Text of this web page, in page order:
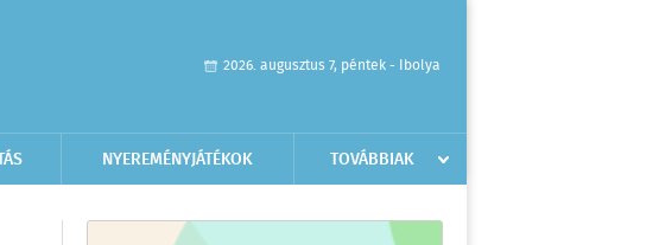
2026. augusztus 7, péntek - Ibolya
NYEREMÉNYJÁTÉKOK TOVÁBBIAK